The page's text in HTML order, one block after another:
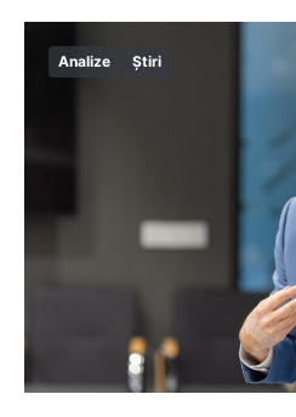
Analize Știri